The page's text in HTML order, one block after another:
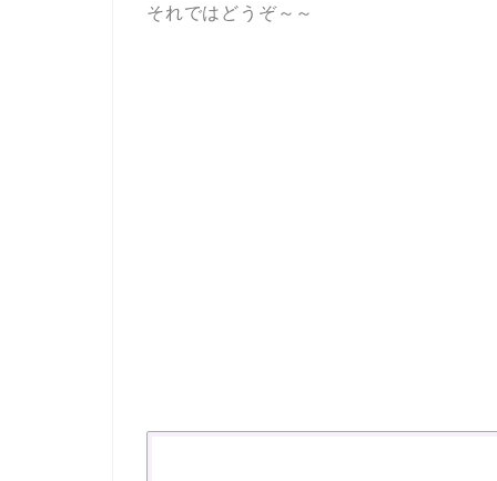
それではどうぞ～～